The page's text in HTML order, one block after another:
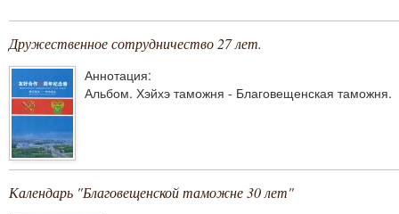
Дружественное сотрудничество 27 лет.
Аннотация:
Альбом. Хэйхэ таможня - Благовещенская таможня.
Календарь "Благовещенской таможне 30 лет"